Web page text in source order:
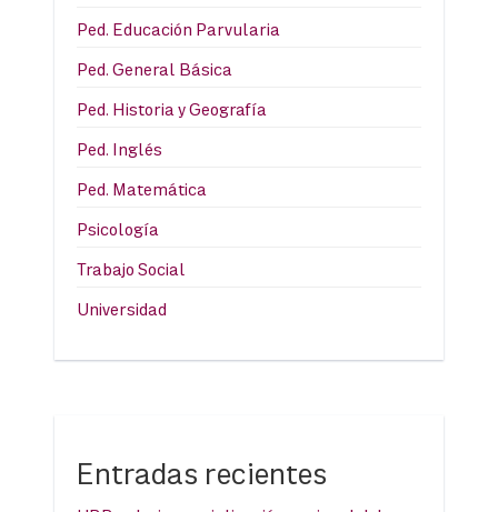
Ped. Educación Parvularia
Ped. General Básica
Ped. Historia y Geografía
Ped. Inglés
Ped. Matemática
Psicología
Trabajo Social
Universidad
Entradas recientes